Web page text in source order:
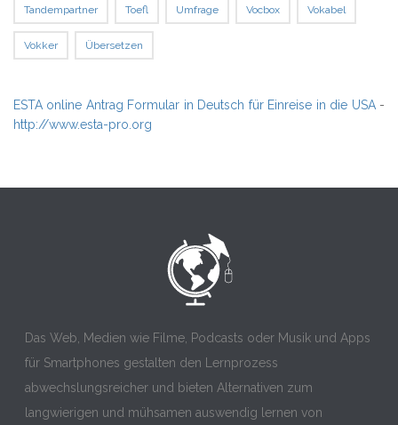
Tandempartner Toefl Umfrage Vocbox Vokabel
Vokker Übersetzen
ESTA online Antrag Formular in Deutsch für Einreise in die USA-
http://www.esta-pro.org
Das Web, Medien wie Filme, Podcasts oder Musik und Apps
für Smartphones gestalten den Lernprozess
abwechslungsreicher und bieten Alternativen zum
langwierigen und mühsamen auswendig lernen von